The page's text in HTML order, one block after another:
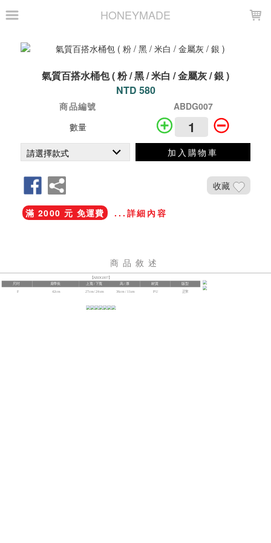
HONEYMADE
氣質百搭水桶包 ( 粉 / 黑 / 米白 / 金屬灰 / 銀 )
NTD 580
商品編號
ABDG007
數量
加入購物車
收藏
滿 2000 元 免運費 ...詳細內容
商品敘述